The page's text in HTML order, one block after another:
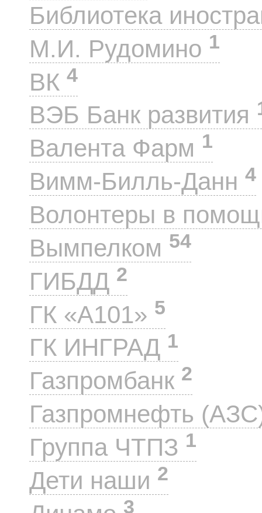
Библиотека
М.И. Рудомино 1
ВК 4
ВЭБ Банк развития
Валента Фарм 1
Вимм-Билль-Данн 4
Волонтеры в
Вымпелком 54
ГИБДД 2
ГК «А101» 5
ГК ИНГРАД 1
Газпромбанк 2
Газпромнефть
Группа ЧТПЗ 1
Дети наши 2
3